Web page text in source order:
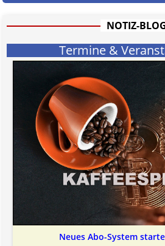
NOTIZ-
Termine &
Neues Abo-System